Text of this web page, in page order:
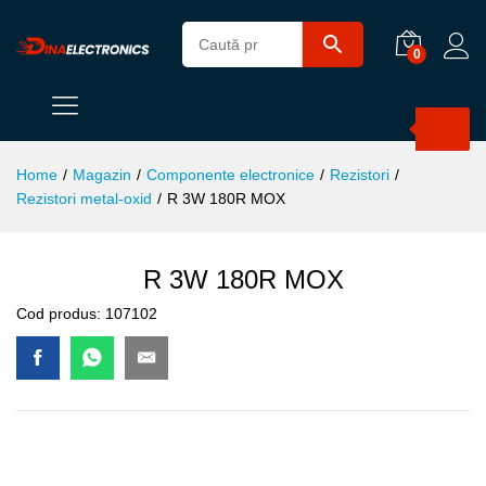
0
Home / Magazin / Componente electronice / Rezistori /
Rezistori metal-oxid / R 3W 180R MOX
R 3W 180R MOX
Cod produs: 107102